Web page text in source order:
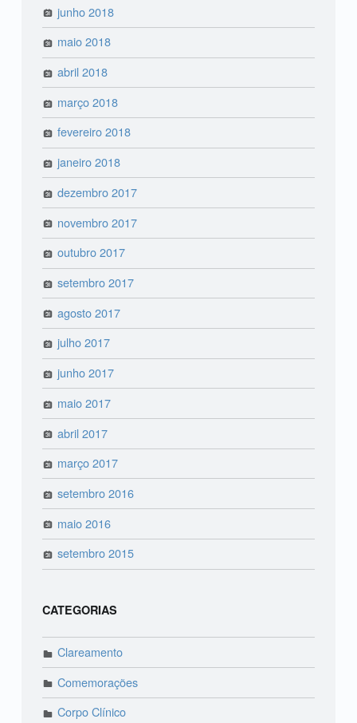
junho 2018
maio 2018
abril 2018
março 2018
fevereiro 2018
janeiro 2018
dezembro 2017
novembro 2017
outubro 2017
setembro 2017
agosto 2017
julho 2017
junho 2017
maio 2017
abril 2017
março 2017
setembro 2016
maio 2016
setembro 2015
CATEGORIAS
Clareamento
Comemorações
Corpo Clínico